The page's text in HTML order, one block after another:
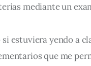
mediante un
estuviera yendo a
que me